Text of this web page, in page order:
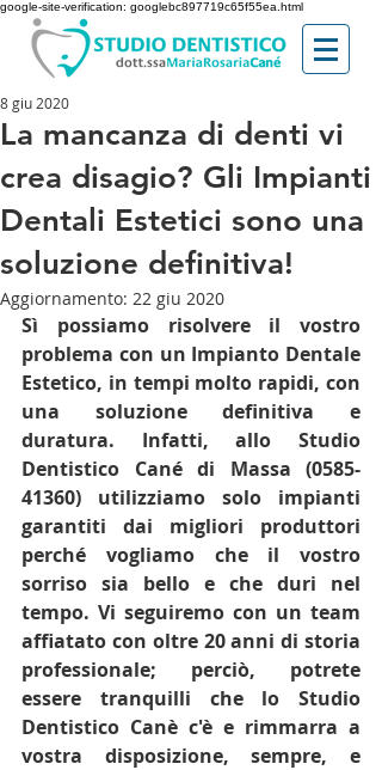
google-site-verification: googlebc897719c65f55ea.html
La mancanza di denti vi
crea disagio? Gli Impianti
Dentali Estetici sono una
soluzione definitiva!
8 giu 2020
Aggiornamento: 22 giu 2020
Sì possiamo risolvere il vostro
problema con un Impianto Dentale
Estetico, in tempi molto rapidi, con
una soluzione definitiva e
duratura. Infatti, allo Studio
Dentistico Cané di Massa (0585-
41360) utilizziamo solo impianti
garantiti dai migliori produttori
perché vogliamo che il vostro
sorriso sia bello e che duri nel
tempo. Vi seguiremo con un team
affiatato con oltre 20 anni di storia
professionale; perciò, potrete
essere tranquilli che lo Studio
Dentistico Canè c'è e rimmarra a
vostra disposizione, sempre, e